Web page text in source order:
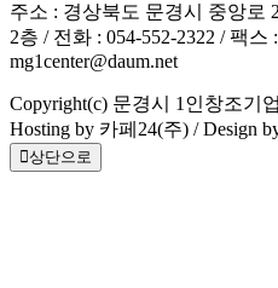
주소 : 경상북도 문경시 중앙로
2층 / 전화 : 054-552-2322 / 팩스
mg1center@daum.net
Copyright(c) 문경시 1인창조기
Hosting by 카페24(주) / Design
상단으로